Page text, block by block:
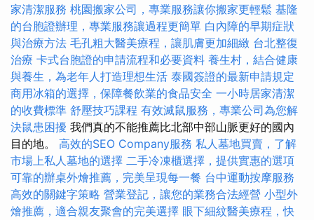
家清潔服務 桃園搬家公司，專業服務讓你搬家更輕鬆 基隆
的台胞證辦理，專業服務讓過程更簡單 白內障的早期症狀
與治療方法 毛孔粗大醫美療程，讓肌膚更加細緻 台北整復
治療 卡式台胞證的申請流程和必要資料 養生村，結合健康
與養生，為老年人打造理想生活 泰國簽證的最新申請規定
商用冰箱的選擇，保障餐飲業的食品安全 一小時居家清潔
的收費標準 舒壓技巧課程 有效滅鼠服務，專業公司為您解
決鼠患困擾 我們真的不能推薦比北部中部山脈更好的國內
目的地。 高效的SEO Company服務 私人墓地買賣，了解
市場上私人墓地的選擇 二手冷凍櫃選擇，提供實惠的選項
可靠的辦桌外燴推薦，完美呈現每一餐 台中運動按摩服務
高效的關鍵字策略 營業登記，讓您的業務合法經營 小型外
燴推薦，適合親友聚會的完美選擇 眼下細紋醫美療程，快